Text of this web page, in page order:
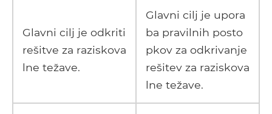
Glavni cilj je odkriti
rešitve za raziskova
lne težave.
Glavni cilj je upora
ba pravilnih posto
pkov za odkrivanje
rešitev za raziskova
lne težave.